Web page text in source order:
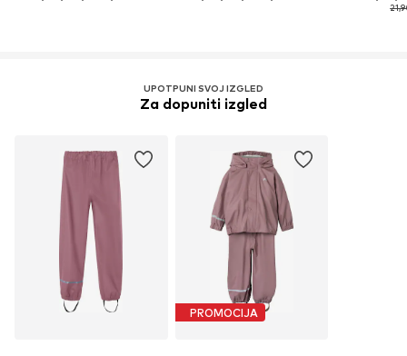
UPOTPUNI SVOJ IZGLED
Za dopuniti izgled
PROMOCIJA